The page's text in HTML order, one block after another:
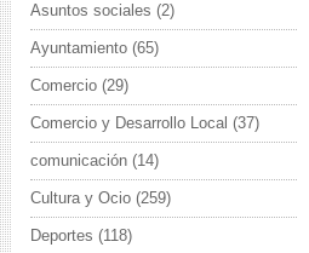
Asuntos sociales (2)
Ayuntamiento (65)
Comercio (29)
Comercio y Desarrollo Local (37)
comunicación (14)
Cultura y Ocio (259)
Deportes (118)